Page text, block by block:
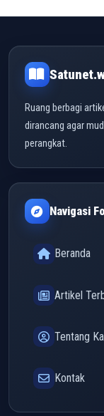
Ruang berbagi
dirancang agar
perangkat.
Navigasi
Beranda
Artikel
Tentang
Kontak